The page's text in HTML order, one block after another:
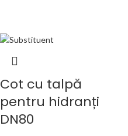
Cot cu talpă
pentru hidranți
DN80